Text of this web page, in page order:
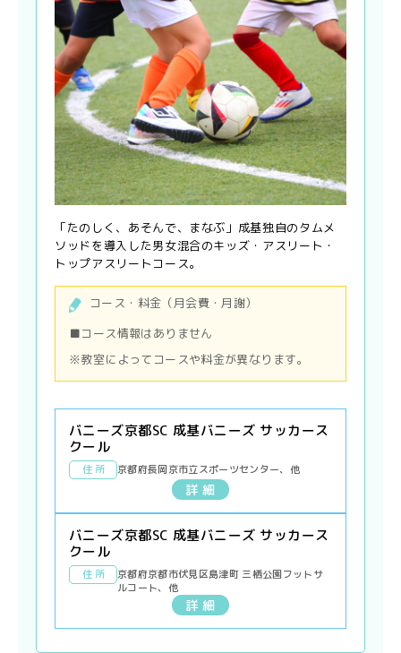
「たのしく、あそんで、まなぶ」成基独自のタムメ
ソッドを導入した男女混合のキッズ・アスリート・
トップアスリートコース。
コース・料金（月会費・月謝）
■コース情報はありません
※教室によってコースや料金が異なります。
バニーズ京都SC 成基バニーズ サッカース
クール
住 所 京都府長岡京市立スポーツセンター、他
詳 細
バニーズ京都SC 成基バニーズ サッカース
クール
住 所
京都府京都市伏見区島津町 三栖公園フットサ
ルコート、他
詳 細